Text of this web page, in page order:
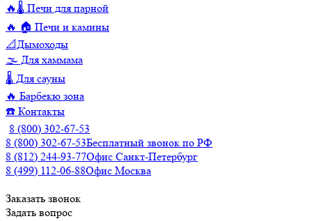
🔥🌡️ Печи для парной
🔥 🏠 Печи и камины
📐Дымоходы
🌫️ Для хаммама
🌡️ Для сауны
🔥 Барбекю зона
☎️ Контакты
8 (800) 302-67-53
8 (800) 302-67-53Бесплатный звонок по РФ
8 (812) 244-93-77Офис Санкт-Петербург
8 (499) 112-06-88Офис Москва
Заказать звонок
Задать вопрос